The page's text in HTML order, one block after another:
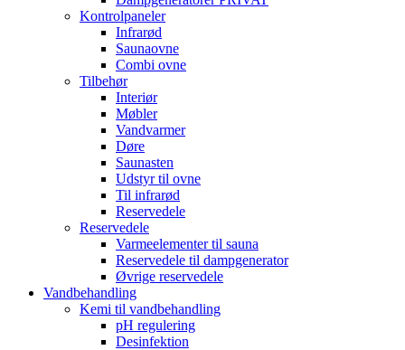
Kontrolpaneler
Infrarød
Saunaovne
Combi ovne
Tilbehør
Interiør
Møbler
Vandvarmer
Døre
Saunasten
Udstyr til ovne
Til infrarød
Reservedele
Reservedele
Varmeelementer til sauna
Reservedele til dampgenerator
Øvrige reservedele
Vandbehandling
Kemi til vandbehandling
pH regulering
Desinfektion